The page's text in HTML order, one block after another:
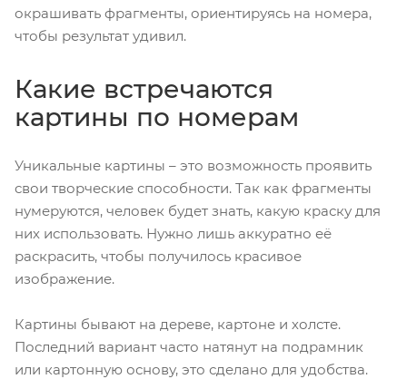
окрашивать фрагменты, ориентируясь на номера,
чтобы результат удивил.
Какие встречаются
картины по номерам
Уникальные картины – это возможность проявить
свои творческие способности. Так как фрагменты
нумеруются, человек будет знать, какую краску для
них использовать. Нужно лишь аккуратно её
раскрасить, чтобы получилось красивое
изображение.
Картины бывают на дереве, картоне и холсте.
Последний вариант часто натянут на подрамник
или картонную основу, это сделано для удобства.